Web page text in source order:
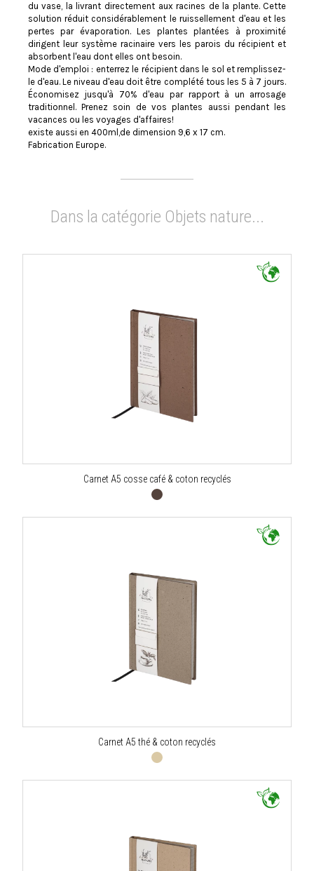
du vase, la livrant directement aux racines de la plante. Cette
solution réduit considérablement le ruissellement d'eau et les
pertes par évaporation. Les plantes plantées à proximité
dirigent leur système racinaire vers les parois du récipient et
absorbent l'eau dont elles ont besoin.
Mode d'emploi : enterrez le récipient dans le sol et remplissez-
le d'eau. Le niveau d'eau doit être complété tous les 5 à 7 jours.
Économisez jusqu'à 70% d'eau par rapport à un arrosage
traditionnel. Prenez soin de vos plantes aussi pendant les
vacances ou les voyages d'affaires!
existe aussi en 400ml,de dimension 9,6 x 17 cm.
Fabrication Europe.
Dans la catégorie Objets nature...
Carnet A5 cosse café & coton recyclés
Carnet A5 thé & coton recyclés